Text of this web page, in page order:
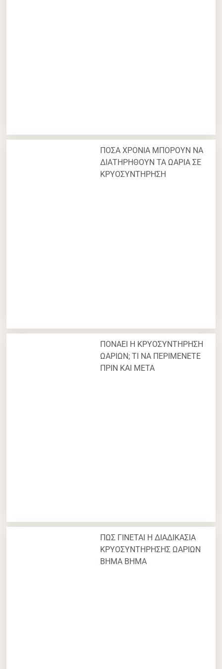
ΠΟΣΑ ΧΡΟΝΙΑ ΜΠΟΡΟΥΝ ΝΑ
ΔΙΑΤΗΡΗΘΟΥΝ ΤΑ ΩΑΡΙΑ ΣΕ
ΚΡΥΟΣΥΝΤΗΡΗΣΗ
ΠΟΝΑΕΙ Η ΚΡΥΟΣΥΝΤΗΡΗΣΗ
ΩΑΡΙΩΝ; ΤΙ ΝΑ ΠΕΡΙΜΕΝΕΤΕ
ΠΡΙΝ ΚΑΙ ΜΕΤΑ
ΠΩΣ ΓΙΝΕΤΑΙ Η ΔΙΑΔΙΚΑΣΙΑ
ΚΡΥΟΣΥΝΤΗΡΗΣΗΣ ΩΑΡΙΩΝ
ΒΗΜΑ ΒΗΜΑ